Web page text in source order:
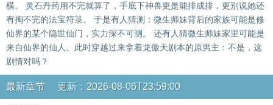
横。 灵石丹药用不完就算了，手底下神兽更是能排成排，更别说她还
有掏不完的法宝符箓。 于是有人猜测：微生师妹背后的家族可能是修
仙界的某个隐世仙门，实力深不可测。 还有人猜微生师妹家里可能是
来自仙界的仙人。此时穿越过来拿着龙傲天剧本的原男主：不是，这
剧情对吗？
最新章节 更新：2026-08-06T23:59:00